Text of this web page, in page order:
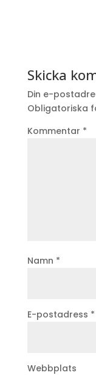
Skicka
Din e-
Obligatoriska
Kommentar *
Namn *
E-postadress *
Webbplats